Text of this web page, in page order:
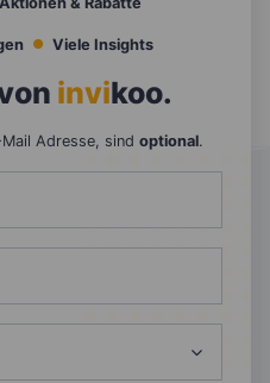
Viele Insights
invikoo.
Adresse, sind optional.